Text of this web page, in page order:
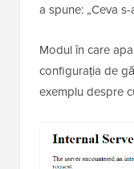
a spune: „Ceva
Modul în care
configurația de
exemplu despre